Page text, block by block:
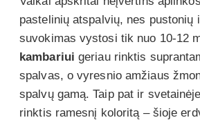
pastelinių atspalvių, nes pustonių
suvokimas vystosi tik nuo 10-12
kambariui geriau rinktis
spalvas, o vyresnio amžiaus
spalvų gamą. Taip pat ir
rinktis ramesnį koloritą – šioje